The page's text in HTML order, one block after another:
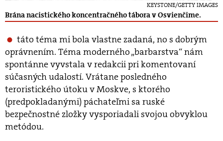
KEYSTONE/GETTY IMAGES
Brána nacistického koncentračného tábora v Osvienčime.
táto téma mi bola vlastne zadaná, no s dobrým
oprávnením. Téma moderného „barbarstva“ nám
spontánne vyvstala v redakcii pri komentovaní
súčasných udalostí. Vrátane posledného
teroristického útoku v Moskve, s ktorého
(predpokladanými) páchateľmi sa ruské
bezpečnostné zložky vysporiadali svojou obvyklou
metódou.